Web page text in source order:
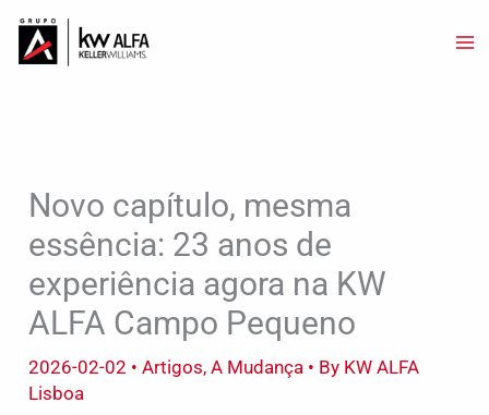
content
Novo capítulo, mesma
essência: 23 anos de
experiência agora na KW
ALFA Campo Pequeno
2026-02-02 •Artigos,A Mudança • By KW ALFA
Lisboa